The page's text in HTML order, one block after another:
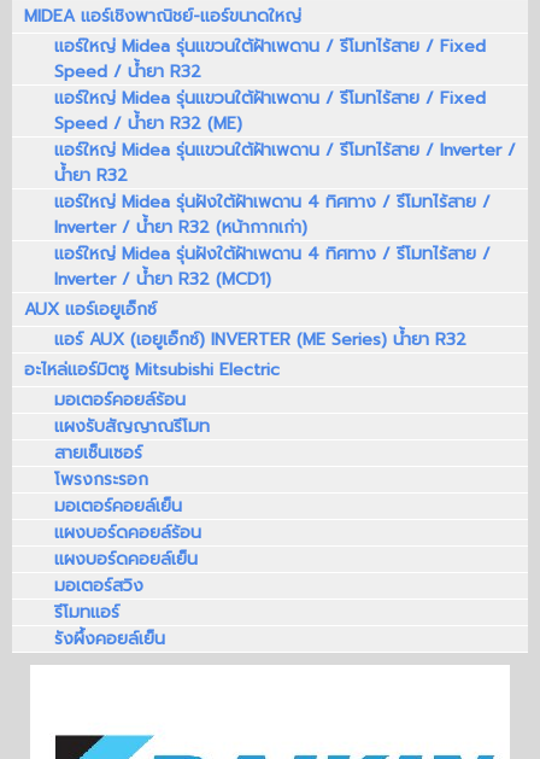
MIDEA แอร์เชิงพาณิชย์-แอร์ขนาดใหญ่
แอร์ใหญ่ Midea รุ่นแขวนใต้ฝ้าเพดาน / รีโมทไร้สาย / Fixed
Speed / น้ำยา R32
แอร์ใหญ่ Midea รุ่นแขวนใต้ฝ้าเพดาน / รีโมทไร้สาย / Fixed
Speed / น้ำยา R32 (ME)
แอร์ใหญ่ Midea รุ่นแขวนใต้ฝ้าเพดาน / รีโมทไร้สาย / Inverter /
น้ำยา R32
แอร์ใหญ่ Midea รุ่นฝังใต้ฝ้าเพดาน 4 ทิศทาง / รีโมทไร้สาย /
Inverter / น้ำยา R32 (หน้ากากเก่า)
แอร์ใหญ่ Midea รุ่นฝังใต้ฝ้าเพดาน 4 ทิศทาง / รีโมทไร้สาย /
Inverter / น้ำยา R32 (MCD1)
AUX แอร์เอยูเอ็กซ์
แอร์ AUX (เอยูเอ็กซ์) INVERTER (ME Series) น้ำยา R32
อะไหล่แอร์มิตซู Mitsubishi Electric
มอเตอร์คอยล์ร้อน
แผงรับสัญญาณรีโมท
สายเซ็นเซอร์
โพรงกระรอก
มอเตอร์คอยล์เย็น
แผงบอร์ดคอยล์ร้อน
แผงบอร์ดคอยล์เย็น
มอเตอร์สวิง
รีโมทแอร์
รังผึ้งคอยล์เย็น